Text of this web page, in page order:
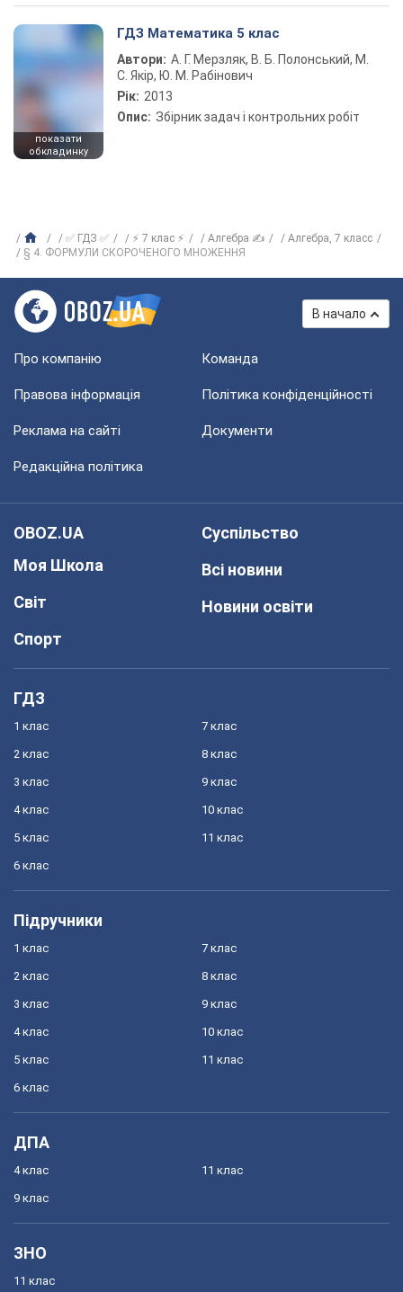
показати
обкладинку
ГДЗ Математика 5 клас
Автори: А. Г. Мерзляк, В. Б. Полонський, М.
С. Якір, Ю. М. Рабінович
Рік: 2013
Опис: Збірник задач і контрольних робіт
✅ ГДЗ ✅ ⚡ 7 клас ⚡ Алгебра ✍
Алгебра, 7 класс
§ 4. ФОРМУЛИ СКОРОЧЕНОГО МНОЖЕННЯ
В начало
Про компанію Команда
Правова інформація Політика конфіденційності
Реклама на сайті Документи
Редакційна політика
OBOZ.UA
Моя Школа
Світ
Спорт
Суспільство
Всі новини
Новини освіти
ГДЗ
1 клас
2 клас
3 клас
4 клас
5 клас
6 клас
7 клас
8 клас
9 клас
10 клас
11 клас
Підручники
1 клас
2 клас
3 клас
4 клас
5 клас
6 клас
7 клас
8 клас
9 клас
10 клас
11 клас
ДПА
4 клас
9 клас
11 клас
ЗНО
11 клас